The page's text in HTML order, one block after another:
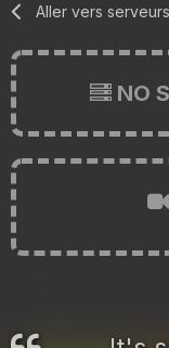
Aller vers serveurs
NO